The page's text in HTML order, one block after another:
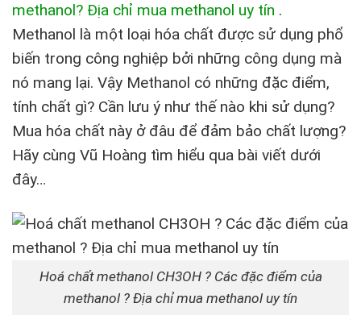
methanol? Địa chỉ mua methanol uy tín .
Methanol là một loại hóa chất được sử dụng phổ
biến trong công nghiệp bởi những công dụng mà
nó mang lại. Vậy Methanol có những đặc điểm,
tính chất gì? Cần lưu ý như thế nào khi sử dụng?
Mua hóa chất này ở đâu để đảm bảo chất lượng?
Hãy cùng Vũ Hoàng tìm hiểu qua bài viết dưới
đây…
Hoá chất methanol CH3OH ? Các đặc điểm của
methanol ? Địa chỉ mua methanol uy tín